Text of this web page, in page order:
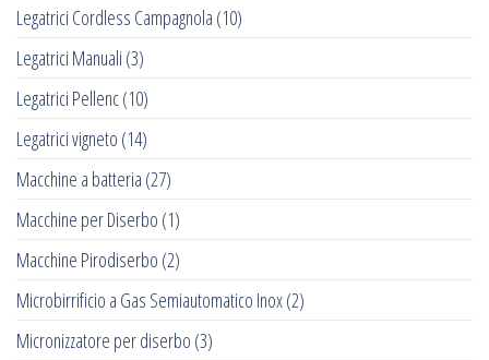
Legatrici Cordless Campagnola (10)
Legatrici Manuali (3)
Legatrici Pellenc(10)
Legatrici vigneto (14)
Macchine a batteria (27)
Macchine per Diserbo (1)
Macchine Pirodiserbo (2)
Microbirrificio a Gas Semiautomatico Inox(2)
Micronizzatore per diserbo (3)